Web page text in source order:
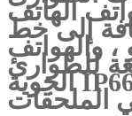
الهاتف
إلى خط
والهواتف
للطوارئ
الجوية IP66. الاتصال الداخلي عبر